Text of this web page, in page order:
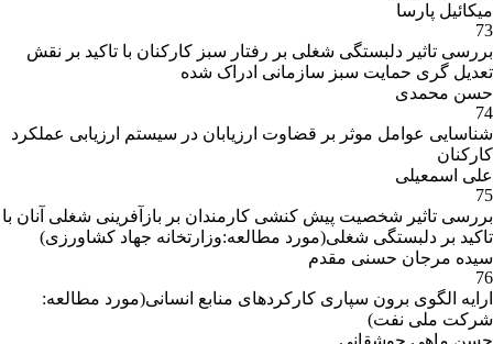
میکائیل پارسا
73
بررسی تاثیر دلبستگی شغلی بر رفتار سبز کارکنان با تاکید بر نقش
تعدیل گری حمایت سبز سازمانی ادراک شده
حسن محمدی
74
شناسایی عوامل موثر بر قضاوت ارزیابان در سیستم ارزیابی عملکرد
کارکنان
علی اسمعیلی
75
بررسی تاثیر شخصیت پیش کنشی کارمندان بر بازآفرینی شغلی آنان با
تاکید بر دلبستگی شغلی(مورد مطالعه:وزارتخانه جهاد کشاورزی)
سیده مرجان حسنی مقدم
76
ارایه الگوی برون سپاری کارکردهای منابع انسانی(مورد مطالعه:
شرکت ملی نفت)
حسن ماهی جوشقانی